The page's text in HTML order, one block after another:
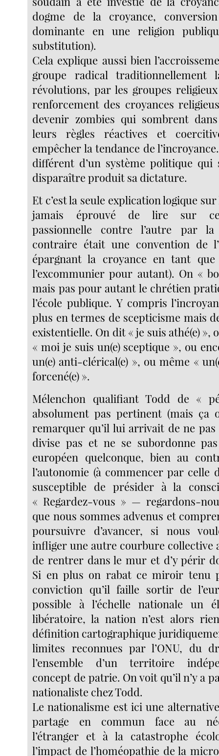
dogme de la croyance,
dominante en une religion
substitution).
Cela explique aussi bien
groupe radical traditionnellement
révolutions, par les groupes
renforcement des croyances
devenir zombies qui sombrent
leurs règles réactives et
empêcher la tendance de
différent d’un système politique qui
disparaître produit sa dictature.
Et c’est la seule explication logique sur
jamais éprouvé de lire sur
passionnelle contre l’autre par
contraire était une convention de
épargnant la croyance en tant que
l’excommunier pour autant). On «
mais pas pour autant le chrétien
l’école publique. Y compris
plus en termes de scepticisme mais
existentielle. On dit « je suis athé(e) »,
« moi je suis un(e) sceptique », ou
un(e) anti-clérical(e) », ou même «
forcené(e) ».
Mélenchon qualifiant Todd de «
absolument pas pertinent (mais ça
remarquer qu’il lui arrivait de ne pas
divise pas et ne se subordonne
européen quelconque, bien au
l’autonomie (à commencer par celle
susceptible de présider à la
« Regardez-vous » — regardons-
que nous sommes advenus et
poursuivre d’avancer, si nous
infliger une autre courbure collective
de rentrer dans le mur et d’y périr
Si en plus on rabat ce miroir tenu
conviction qu’il faille sortir de
possible à l’échelle nationale un
libératoire, la nation n’est alors
définition cartographique
limites reconnues par l’ONU, du
l’ensemble d’un territoire
concept de patrie. On voit qu’il n’y a
nationaliste chez Todd.
Le nationalisme est ici une
partage en commun face au
l’étranger et à la catastrophe
l’impact de l’homéopathie de la